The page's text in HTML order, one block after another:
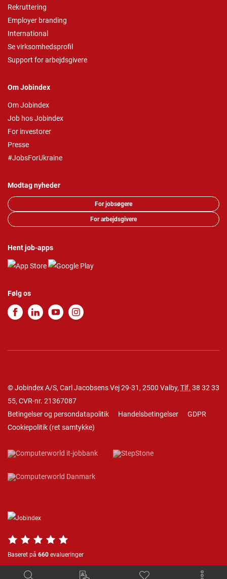
Rekruttering
Employer branding
International
Se virksomhedsprofil
Support for arbejdsgivere
Om Jobindex
Om Jobindex
Job hos Jobindex
For investorer
Presse
#JobsForUkraine
Modtag nyheder
For jobsøgere
For arbejdsgivere
Hent job-apps
Følg os
© Jobindex A/S, Carl Jacobsens Vej 29-31, 2500 Valby, Tlf. 38 32 33
55, CVR-nr. 21367087
Betingelser og persondatapolitik
Handelsbetingelser
GDPR
Cookiepolitik (ret samtykke)
Baseret på 660 evalueringer